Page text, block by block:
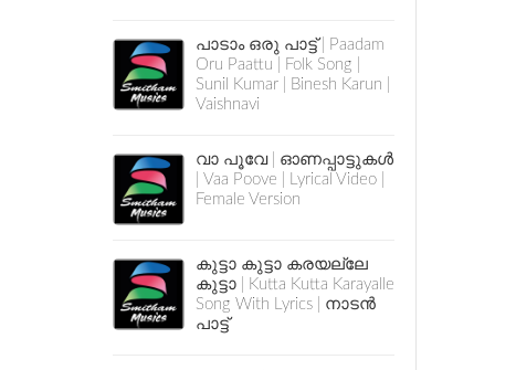
പാടാം ഒരു പാട്ട് | Paadam
Oru Paattu | Folk Song |
Sunil Kumar | Binesh Karun |
Vaishnavi
വാ പൂവേ | ഓണപ്പാട്ടുകൾ
| Vaa Poove | Lyrical Video |
Female Version
കുട്ടാ കുട്ടാ കരയല്ലേ
കുട്ടാ | Kutta Kutta Karayalle
Song With Lyrics | നാടൻ
പാട്ട്